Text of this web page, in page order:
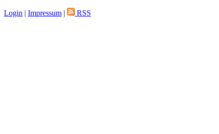
Login | Impressum | RSS